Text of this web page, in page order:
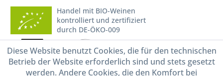
Handel mit BIO-Weinen
kontrolliert und zertifiziert
durch DE-ÖKO-009
Diese Website benutzt Cookies, die für den technischen
Betrieb der Website erforderlich sind und stets gesetzt
werden. Andere Cookies, die den Komfort bei